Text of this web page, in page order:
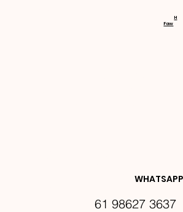
DES E
WHATSAPP
61 98627 3637
Faw
H